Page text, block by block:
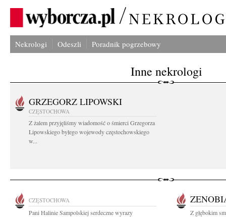
Nekrologi Odeszli Poradnik pogrzebowy
Inne nekrologi
GRZEGORZ LIPOWSKI
CZĘSTOCHOWA
Z żalem przyjęliśmy wiadomość o śmierci Grzegorza
Lipowskiego byłego wojewody częstochowskiego
w...
CZĘSTOCHOWA
Pani Halinie Sampolskiej serdeczne wyrazy
Z głębokim